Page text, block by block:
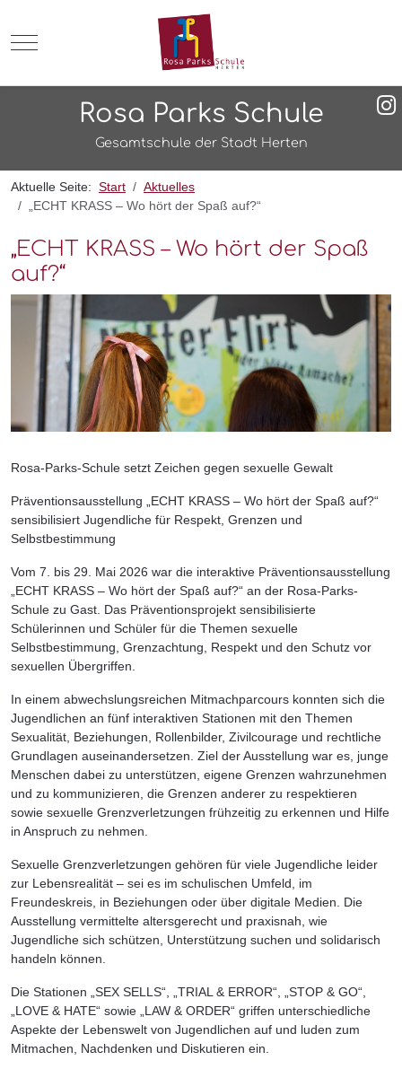
Mobile Menu Toggle
Rosa Parks Schule
Gesamtschule der Stadt Herten
Aktuelle Seite: Start
Aktuelles
„ECHT KRASS – Wo hört der Spaß auf?“
„ECHT KRASS – Wo hört der Spaß
auf?“
Rosa-Parks-Schule setzt Zeichen gegen sexuelle Gewalt
Präventionsausstellung „ECHT KRASS – Wo hört der Spaß auf?“
sensibilisiert Jugendliche für Respekt, Grenzen und
Selbstbestimmung
Vom 7. bis 29. Mai 2026 war die interaktive Präventionsausstellung
„ECHT KRASS – Wo hört der Spaß auf?“ an der Rosa-Parks-
Schule zu Gast. Das Präventionsprojekt sensibilisierte
Schülerinnen und Schüler für die Themen sexuelle
Selbstbestimmung, Grenzachtung, Respekt und den Schutz vor
sexuellen Übergriffen.
In einem abwechslungsreichen Mitmachparcours konnten sich die
Jugendlichen an fünf interaktiven Stationen mit den Themen
Sexualität, Beziehungen, Rollenbilder, Zivilcourage und rechtliche
Grundlagen auseinandersetzen. Ziel der Ausstellung war es, junge
Menschen dabei zu unterstützen, eigene Grenzen wahrzunehmen
und zu kommunizieren, die Grenzen anderer zu respektieren
sowie sexuelle Grenzverletzungen frühzeitig zu erkennen und Hilfe
in Anspruch zu nehmen.
Sexuelle Grenzverletzungen gehören für viele Jugendliche leider
zur Lebensrealität – sei es im schulischen Umfeld, im
Freundeskreis, in Beziehungen oder über digitale Medien. Die
Ausstellung vermittelte altersgerecht und praxisnah, wie
Jugendliche sich schützen, Unterstützung suchen und solidarisch
handeln können.
Die Stationen „SEX SELLS“, „TRIAL & ERROR“, „STOP & GO“,
„LOVE & HATE“ sowie „LAW & ORDER“ griffen unterschiedliche
Aspekte der Lebenswelt von Jugendlichen auf und luden zum
Mitmachen, Nachdenken und Diskutieren ein.